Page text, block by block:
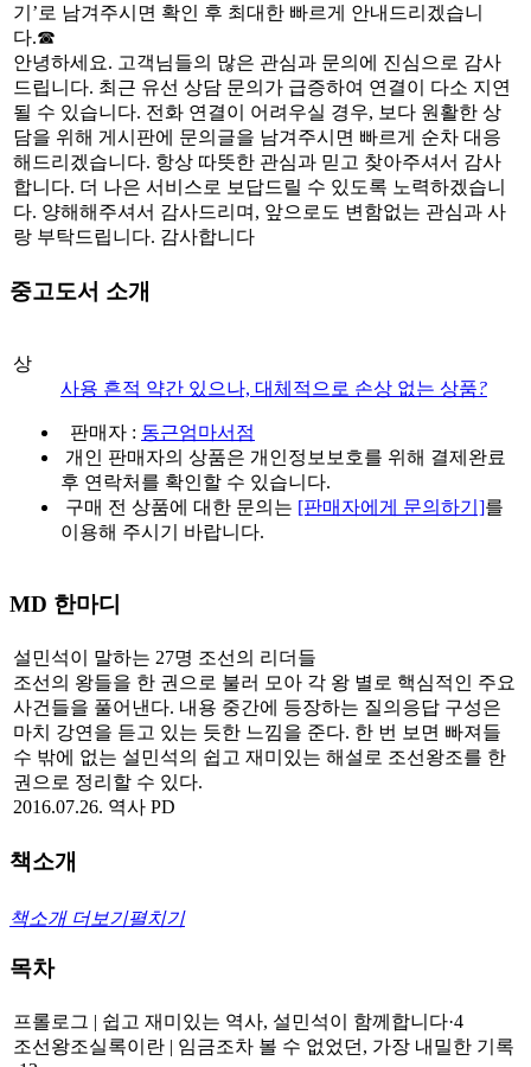
기’로 남겨주시면 확인 후 최대한 빠르게 안내드리겠습니
다.☎
안녕하세요. 고객님들의 많은 관심과 문의에 진심으로 감사
드립니다. 최근 유선 상담 문의가 급증하여 연결이 다소 지연
될 수 있습니다. 전화 연결이 어려우실 경우, 보다 원활한 상
담을 위해 게시판에 문의글을 남겨주시면 빠르게 순차 대응
해드리겠습니다. 항상 따뜻한 관심과 믿고 찾아주셔서 감사
합니다. 더 나은 서비스로 보답드릴 수 있도록 노력하겠습니
다. 양해해주셔서 감사드리며, 앞으로도 변함없는 관심과 사
랑 부탁드립니다. 감사합니다
중고도서 소개
상
사용 흔적 약간 있으나, 대체적으로 손상 없는 상품?
판매자 : 동근엄마서점
개인 판매자의 상품은 개인정보보호를 위해 결제완료
후 연락처를 확인할 수 있습니다.
구매 전 상품에 대한 문의는 [판매자에게 문의하기]를
이용해 주시기 바랍니다.
MD 한마디
설민석이 말하는 27명 조선의 리더들
조선의 왕들을 한 권으로 불러 모아 각 왕 별로 핵심적인 주요
사건들을 풀어낸다. 내용 중간에 등장하는 질의응답 구성은
마치 강연을 듣고 있는 듯한 느낌을 준다. 한 번 보면 빠져들
수 밖에 없는 설민석의 쉽고 재미있는 해설로 조선왕조를 한
권으로 정리할 수 있다.
2016.07.26. 역사 PD
책소개
책소개 더보기펼치기
목차
프롤로그 | 쉽고 재미있는 역사, 설민석이 함께합니다·4
조선왕조실록이란 | 임금조차 볼 수 없었던, 가장 내밀한 기록